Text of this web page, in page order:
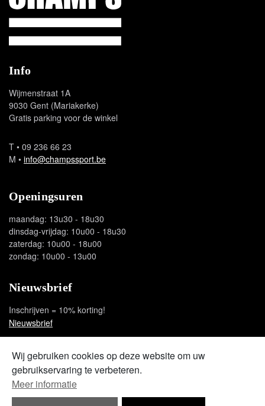
Wij gebruiken cookies op deze website om uw
gebruikservaring te verbeteren.
Meer informatie
Info
Wijmenstraat 1A
9030 Gent (Mariakerke)
Gratis parking voor de winkel
T • 09 236 66 23
M • info@champssport.be
Openingsuren
maandag: 13u30 - 18u30
dinsdag-vrijdag: 10u00 - 18u30
zaterdag: 10u00 - 18u00
zondag: 10u00 - 13u00
Nieuwsbrief
Inschrijven = 10% korting!
Nieuwsbrief
Social media
facebook